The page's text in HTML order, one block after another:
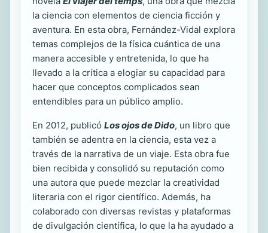
la ciencia con elementos de ciencia ficción y
aventura. En esta obra, Fernández-Vidal explora
temas complejos de la física cuántica de una
manera accesible y entretenida, lo que ha
llevado a la crítica a elogiar su capacidad para
hacer que conceptos complicados sean
entendibles para un público amplio.
En 2012, publicó Los ojos de Dido, un libro que
también se adentra en la ciencia, esta vez a
través de la narrativa de un viaje. Esta obra fue
bien recibida y consolidó su reputación como
una autora que puede mezclar la creatividad
literaria con el rigor científico. Además, ha
colaborado con diversas revistas y plataformas
de divulgación científica, lo que la ha ayudado a